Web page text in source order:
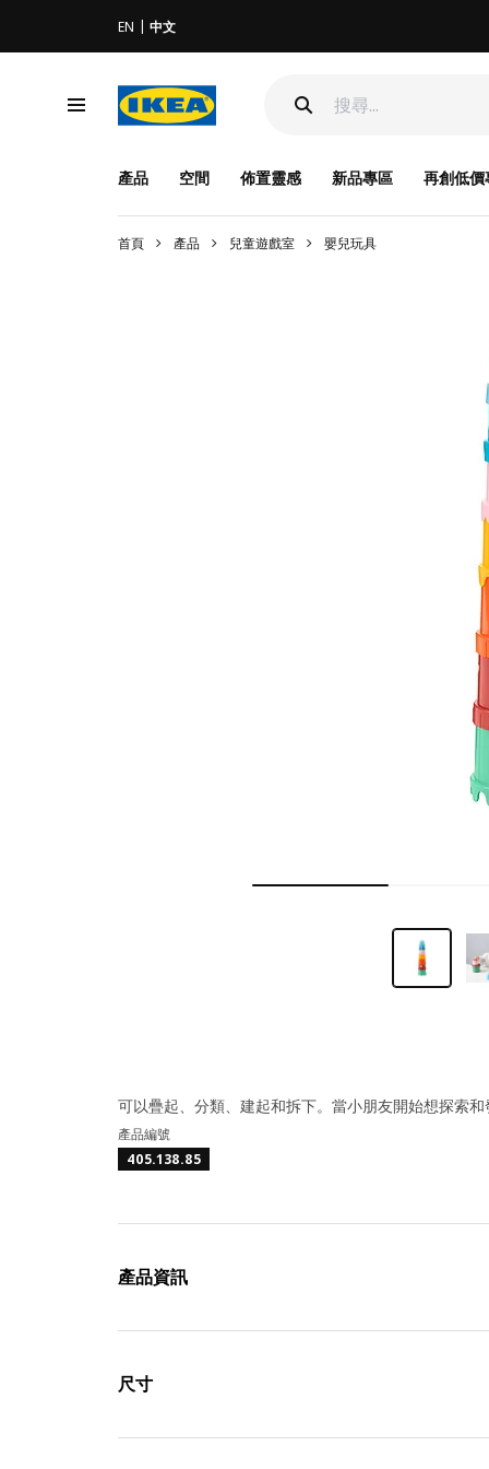
EN 中文
產品 空間 佈置靈感 新品專區 再創低價
首頁 產品 兒童遊戲室 嬰兒玩具
可以疊起、分類、建起和拆下。當小朋友開始想探索
產品編號
405.138.85
產品資訊
尺寸